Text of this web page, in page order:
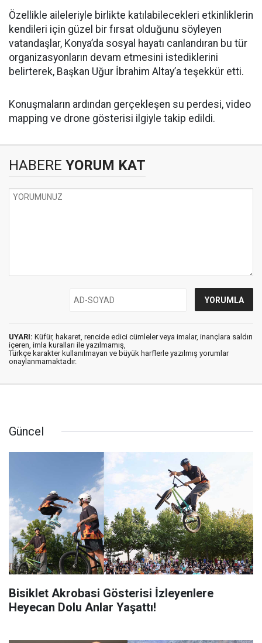
Özellikle aileleriyle birlikte katılabilecekleri etkinliklerin
kendileri için güzel bir fırsat olduğunu söyleyen
vatandaşlar, Konya’da sosyal hayatı canlandıran bu tür
organizasyonların devam etmesini istediklerini
belirterek, Başkan Uğur İbrahim Altay’a teşekkür etti.
Konuşmaların ardından gerçekleşen su perdesi, video
mapping ve drone gösterisi ilgiyle takip edildi.
HABERE YORUM KAT
UYARI: Küfür, hakaret, rencide edici cümleler veya imalar, inançlara saldırı
içeren, imla kuralları ile yazılmamış,
Türkçe karakter kullanılmayan ve büyük harflerle yazılmış yorumlar
onaylanmamaktadır.
Güncel
Bisiklet Akrobasi Gösterisi İzleyenlere
Heyecan Dolu Anlar Yaşattı!